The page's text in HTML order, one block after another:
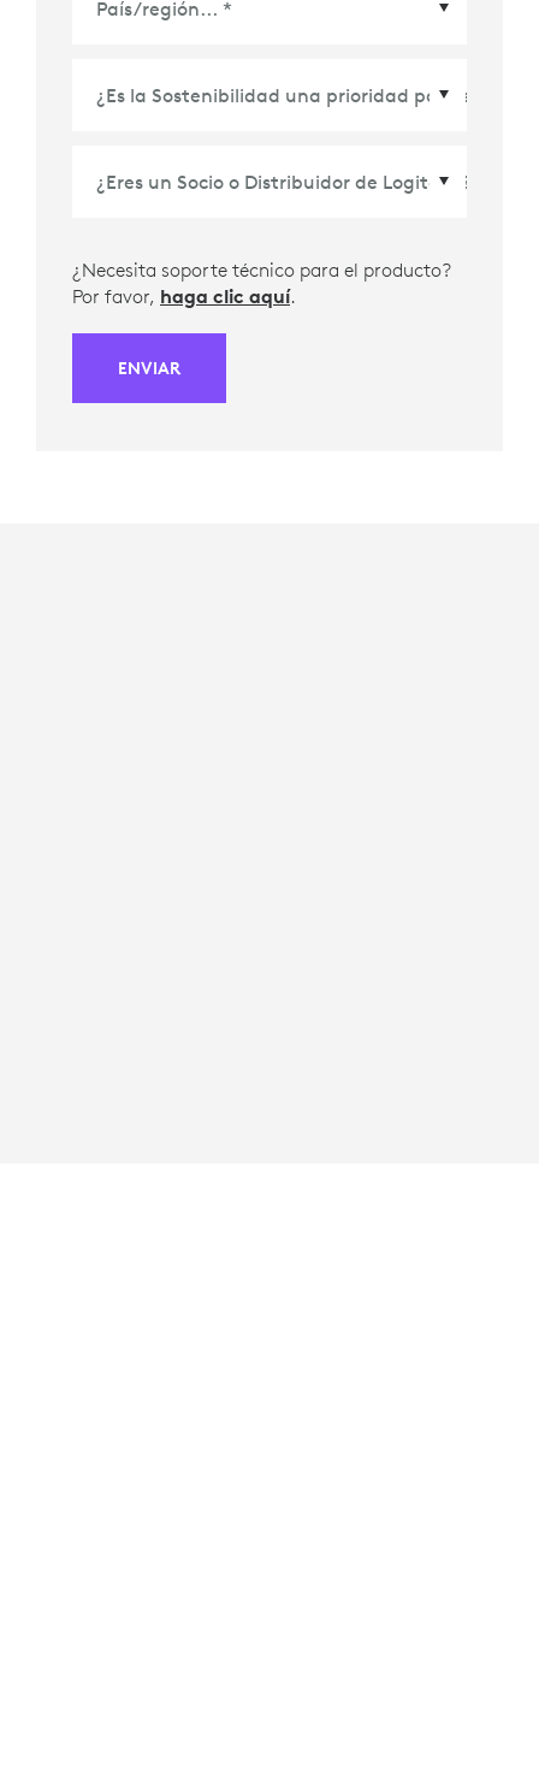
¿Necesita soporte técnico para el producto?
Por favor, haga clic aquí.
ENVIAR